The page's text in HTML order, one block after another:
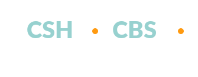
CSH CBS